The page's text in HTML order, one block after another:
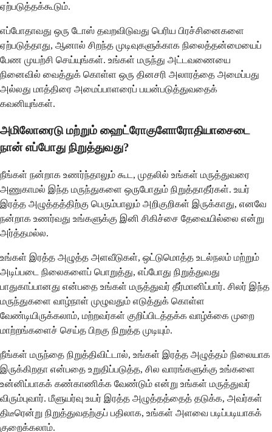
ஏற்படுத்தக்கூடும்.
எப்போதாவது ஒரு டோஸ் தவறவிடுவது பெரிய பிரச்சினைகளை
ஏற்படுத்தாது, ஆனால் சிறந்த முடிவுகளுக்காக நிலைத்தன்மையைப்
பேண முயற்சி செய்யுங்கள். உங்கள் மருந்து அட்டவணையை
நினைவில் வைத்துக் கொள்ள ஒரு தினசரி அலாரத்தை அமைப்பது
அல்லது மாத்திரை அமைப்பாளரைப் பயன்படுத்துவதைக்
கவனியுங்கள்.
அமிலோரைடு மற்றும் ஹைட்ரோகுளோரோதியாசைடை
நான் எப்போது நிறுத்துவது?
நீங்கள் நன்றாக உணர்ந்தாலும் கூட, முதலில் உங்கள் மருத்துவரை
அணுகாமல் இந்த மருந்துகளை ஒருபோதும் நிறுத்தாதீர்கள். உயர்
இரத்த அழுத்தத்திற்கு பெரும்பாலும் அறிகுறிகள் இருக்காது, எனவே
நன்றாக உணர்வது உங்களுக்கு இனி சிகிச்சை தேவையில்லை என்று
அர்த்தமல்ல.
உங்கள் இரத்த அழுத்த அளவீடுகள், ஒட்டுமொத்த உடல்நலம் மற்றும்
அடிப்படை நிலைகளைப் பொறுத்து, எப்போது நிறுத்துவது
பாதுகாப்பானது என்பதை உங்கள் மருத்துவர் தீர்மானிப்பார். சிலர் இந்த
மருந்துகளை வாழ்நாள் முழுவதும் எடுத்துக் கொள்ள
வேண்டியிருக்கலாம், மற்றவர்கள் குறிப்பிடத்தக்க வாழ்க்கை முறை
மாற்றங்களைச் செய்த பிறகு நிறுத்த முடியும்.
நீங்கள் மருந்தை நிறுத்திவிட்டால், உங்கள் இரத்த அழுத்தம் நிலையாக
இருக்கிறதா என்பதை உறுதிப்படுத்த, சில வாரங்களுக்கு உங்களை
உன்னிப்பாகக் கண்காணிக்க வேண்டும் என்று உங்கள் மருத்துவர்
விரும்புவார். மீளுயர்வு உயர் இரத்த அழுத்தத்தைத் தடுக்க, அவர்கள்
திடீரென்று நிறுத்துவதற்குப் பதிலாக, உங்கள் அளவை படிப்படியாகக்
குறைக்கலாம்.